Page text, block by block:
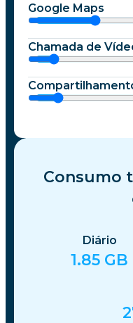
Google Maps
Chamada de
Consumo
Diário
1.85 GB